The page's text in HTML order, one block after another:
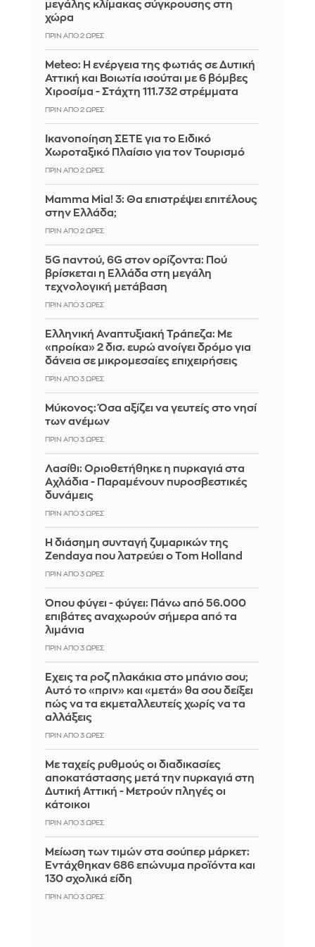
μεγάλης κλίμακας σύγκρουσης στη
χώρα
ΠΡΙΝ ΑΠΌ 2 ΏΡΕΣ
Meteo: Η ενέργεια της φωτιάς σε Δυτική
Αττική και Βοιωτία ισούται με 6 βόμβες
Χιροσίμα - Στάχτη 111.732 στρέμματα
ΠΡΙΝ ΑΠΌ 2 ΏΡΕΣ
Ικανοποίηση ΣΕΤΕ για το Ειδικό
Χωροταξικό Πλαίσιο για τον Τουρισμό
ΠΡΙΝ ΑΠΌ 2 ΏΡΕΣ
Mamma Mia! 3: Θα επιστρέψει επιτέλους
στην Ελλάδα;
ΠΡΙΝ ΑΠΌ 2 ΏΡΕΣ
5G παντού, 6G στον ορίζοντα: Πού
βρίσκεται η Ελλάδα στη μεγάλη
τεχνολογική μετάβαση
ΠΡΙΝ ΑΠΌ 3 ΏΡΕΣ
Ελληνική Αναπτυξιακή Τράπεζα: Με
«προίκα» 2 δισ. ευρώ ανοίγει δρόμο για
δάνεια σε μικρομεσαίες επιχειρήσεις
ΠΡΙΝ ΑΠΌ 3 ΏΡΕΣ
Μύκονος: Όσα αξίζει να γευτείς στο νησί
των ανέμων
ΠΡΙΝ ΑΠΌ 3 ΏΡΕΣ
Λασίθι: Οριοθετήθηκε η πυρκαγιά στα
Αχλάδια - Παραμένουν πυροσβεστικές
δυνάμεις
ΠΡΙΝ ΑΠΌ 3 ΏΡΕΣ
Η διάσημη συνταγή ζυμαρικών της
Zendaya που λατρεύει ο Tom Holland
ΠΡΙΝ ΑΠΌ 3 ΏΡΕΣ
Όπου φύγει - φύγει: Πάνω από 56.000
επιβάτες αναχωρούν σήμερα από τα
λιμάνια
ΠΡΙΝ ΑΠΌ 3 ΏΡΕΣ
Έχεις τα ροζ πλακάκια στο μπάνιο σου;
Αυτό το «πριν» και «μετά» θα σου δείξει
πώς να τα εκμεταλλευτείς χωρίς να τα
αλλάξεις
ΠΡΙΝ ΑΠΌ 3 ΏΡΕΣ
Με ταχείς ρυθμούς οι διαδικασίες
αποκατάστασης μετά την πυρκαγιά στη
Δυτική Αττική - Μετρούν πληγές οι
κάτοικοι
ΠΡΙΝ ΑΠΌ 3 ΏΡΕΣ
Μείωση των τιμών στα σούπερ μάρκετ:
Εντάχθηκαν 686 επώνυμα προϊόντα και
130 σχολικά είδη
ΠΡΙΝ ΑΠΌ 3 ΏΡΕΣ